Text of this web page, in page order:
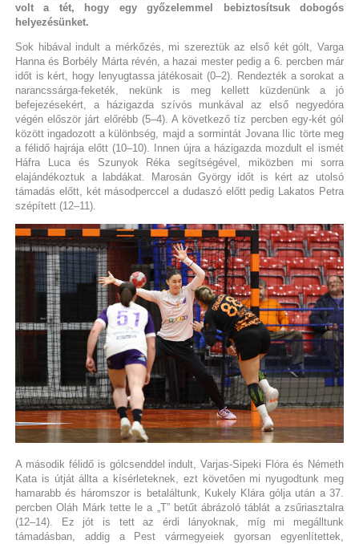
volt a tét, hogy egy győzelemmel bebiztosítsuk dobogós
helyezésünket.
Sok hibával indult a mérkőzés, mi szereztük az első két gólt, Varga
Hanna és Borbély Márta révén, a hazai mester pedig a 6. percben már
időt is kért, hogy lenyugtassa játékosait (0–2). Rendezték a sorokat a
narancssárga-feketék, nekünk is meg kellett küzdenünk a jó
befejezésekért, a házigazda szívós munkával az első negyedóra
végén először járt előrébb (5–4). A következő tíz percben egy-két gól
között ingadozott a különbség, majd a sormintát Jovana Ilic törte meg
a félidő hajrája előtt (10–10). Innen újra a házigazda mozdult el ismét
Háfra Luca és Szunyok Réka segítségével, miközben mi sorra
elajándékoztuk a labdákat. Marosán György időt is kért az utolsó
támadás előtt, két másodperccel a dudaszó előtt pedig Lakatos Petra
szépített (12–11).
A második félidő is gólcsenddel indult, Varjas-Sipeki Flóra és Németh
Kata is útját állta a kísérleteknek, ezt követően mi nyugodtunk meg
hamarabb és háromszor is betaláltunk, Kukely Klára gólja után a 37.
percben Oláh Márk tette le a „T” betűt ábrázoló táblát a zsűriasztalra
(12–14). Ez jót is tett az érdi lányoknak, míg mi megálltunk
támadásban, addig a Pest vármegyeiek gyorsan egyenlítettek,